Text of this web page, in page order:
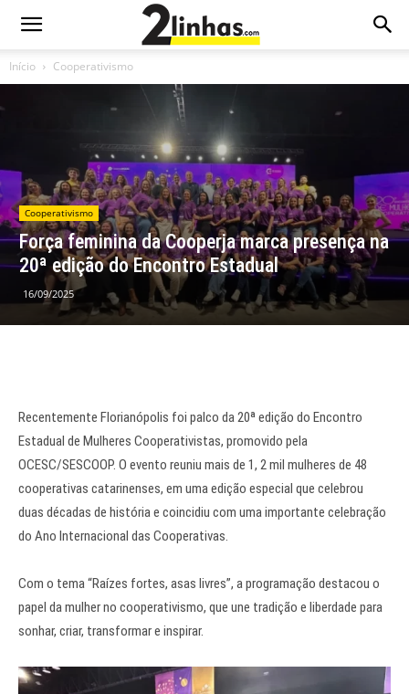
Início Cooperativismo
Cooperativismo
Força feminina da Cooperja marca presença na
20ª edição do Encontro Estadual
16/09/2025
Recentemente Florianópolis foi palco da 20ª edição do Encontro
Estadual de Mulheres Cooperativistas, promovido pela
OCESC/SESCOOP. O evento reuniu mais de 1, 2 mil mulheres de 48
cooperativas catarinenses, em uma edição especial que celebrou
duas décadas de história e coincidiu com uma importante celebração
do Ano Internacional das Cooperativas.
Com o tema “Raízes fortes, asas livres”, a programação destacou o
papel da mulher no cooperativismo, que une tradição e liberdade para
sonhar, criar, transformar e inspirar.